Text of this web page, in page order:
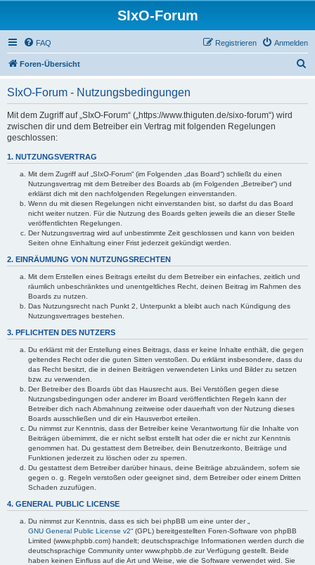
SIxO-Forum
FAQ Anmelden
Registrieren
Foren-Übersicht
SIxO-Forum - Nutzungsbedingungen
Mit dem Zugriff auf „SIxO-Forum“ („https://www.thiguten.de/sixo-forum“) wird
zwischen dir und dem Betreiber ein Vertrag mit folgenden Regelungen
geschlossen:
1. NUTZUNGSVERTRAG
Mit dem Zugriff auf „SIxO-Forum“ (im Folgenden „das Board“) schließt du einen
Nutzungsvertrag mit dem Betreiber des Boards ab (im Folgenden „Betreiber“) und
erklärst dich mit den nachfolgenden Regelungen einverstanden.
Wenn du mit diesen Regelungen nicht einverstanden bist, so darfst du das Board
nicht weiter nutzen. Für die Nutzung des Boards gelten jeweils die an dieser Stelle
veröffentlichten Regelungen.
Der Nutzungsvertrag wird auf unbestimmte Zeit geschlossen und kann von beiden
Seiten ohne Einhaltung einer Frist jederzeit gekündigt werden.
2. EINRÄUMUNG VON NUTZUNGSRECHTEN
Mit dem Erstellen eines Beitrags erteilst du dem Betreiber ein einfaches, zeitlich und
räumlich unbeschränktes und unentgeltliches Recht, deinen Beitrag im Rahmen des
Boards zu nutzen.
Das Nutzungsrecht nach Punkt 2, Unterpunkt a bleibt auch nach Kündigung des
Nutzungsvertrages bestehen.
3. PFLICHTEN DES NUTZERS
Du erklärst mit der Erstellung eines Beitrags, dass er keine Inhalte enthält, die gegen
geltendes Recht oder die guten Sitten verstoßen. Du erklärst insbesondere, dass du
das Recht besitzt, die in deinen Beiträgen verwendeten Links und Bilder zu setzen
bzw. zu verwenden.
Der Betreiber des Boards übt das Hausrecht aus. Bei Verstößen gegen diese
Nutzungsbedingungen oder anderer im Board veröffentlichten Regeln kann der
Betreiber dich nach Abmahnung zeitweise oder dauerhaft von der Nutzung dieses
Boards ausschließen und dir ein Hausverbot erteilen.
Du nimmst zur Kenntnis, dass der Betreiber keine Verantwortung für die Inhalte von
Beiträgen übernimmt, die er nicht selbst erstellt hat oder die er nicht zur Kenntnis
genommen hat. Du gestattest dem Betreiber, dein Benutzerkonto, Beiträge und
Funktionen jederzeit zu löschen oder zu sperren.
Du gestattest dem Betreiber darüber hinaus, deine Beiträge abzuändern, sofern sie
gegen o. g. Regeln verstoßen oder geeignet sind, dem Betreiber oder einem Dritten
Schaden zuzufügen.
4. GENERAL PUBLIC LICENSE
Du nimmst zur Kenntnis, dass es sich bei phpBB um eine unter der „
GNU General Public License v2“ (GPL) bereitgestellten Foren-Software von phpBB
Limited (www.phpbb.com) handelt; deutschsprachige Informationen werden durch die
deutschsprachige Community unter www.phpbb.de zur Verfügung gestellt. Beide
haben keinen Einfluss auf die Art und Weise, wie die Software verwendet wird. Sie